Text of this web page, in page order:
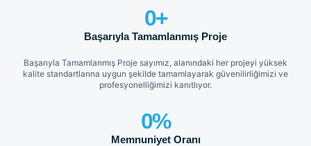
Başarıyla Tamamlanmış Proje
0+
Başarıyla Tamamlanmış Proje sayımız, alanındaki her projeyi yüksek
kalite standartlarına uygun şekilde tamamlayarak güvenilirliğimizi ve
profesyonelliğimizi kanıtlıyor.
Memnuniyet Oranı
0%